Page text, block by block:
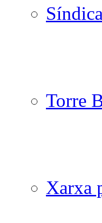
Torre
Xarxa